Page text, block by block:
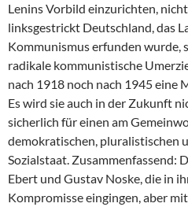
Lenins Vorbild einzurichten,
linksgestrickt Deutschland, das
Kommunismus erfunden wurde,
radikale kommunistische
nach 1918 noch nach 1945 eine
Es wird sie auch in der Zukunft
sicherlich für einen am
demokratischen, pluralistischen
Sozialstaat. Zusammenfassend:
Ebert und Gustav Noske, die in
Kompromisse eingingen, aber